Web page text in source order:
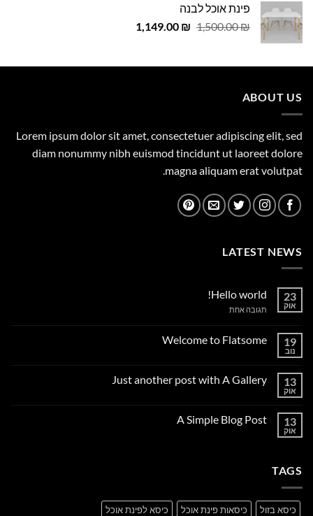
היה:
29.00 ₪.
29.00 ₪.
פינת אוכל לבנה
1,500.00₪
המחיר
1,500.00 ₪.
1,149.00 ₪
המחיר
1,149.00 ₪.
ABOUT US
Lorem ipsum dolor sit amet, consectetuer adipiscing elit, sed
diam nonummy nibh euismod tincidunt ut laoreet dolore
magna aliquam erat volutpat.
LATEST NEWS
23
אוק
Hello world!
תגובה אחתעל
19
נוב
Welcome to Flatsome
Welcome
13
אוק
Just another post with A Gallery
Just
13
אוק
A Simple Blog Post
TAGS
כיסא בזול כיסאות פינת אוכל
כיסא לפינת אוכל